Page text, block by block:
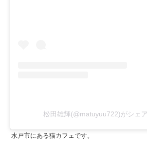
松田雄輝(@matuyuu722)がシェ
水戸市にある猫カフェです。